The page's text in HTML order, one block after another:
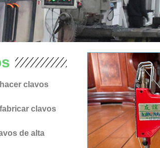
clavos
clavos
de alta